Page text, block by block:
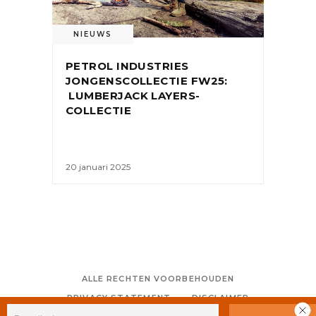
NIEUWS
PETROL INDUSTRIES
JONGENSCOLLECTIE FW25:
LUMBERJACK LAYERS-
COLLECTIE
20 januari 2025
ALLE RECHTEN VOORBEHOUDEN
PRIVACY STATEMENT
DISCLAIMER